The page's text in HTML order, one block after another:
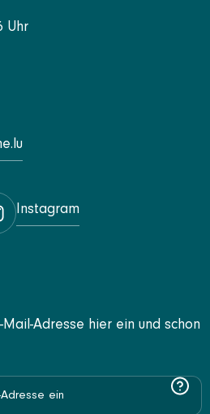
Uhr
Instagram
Adresse hier ein und schon